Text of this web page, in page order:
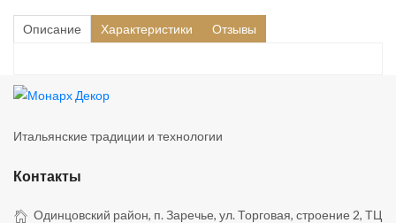
Описание Характеристики Отзывы
Итальянские традиции и технологии
Контакты
Одинцовский район, п. Заречье, ул. Торговая, строение 2, ТЦ